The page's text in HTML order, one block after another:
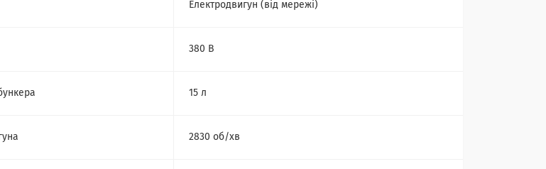
Електродвигун (від мережі)
380 В
15 л
2830 об/хв